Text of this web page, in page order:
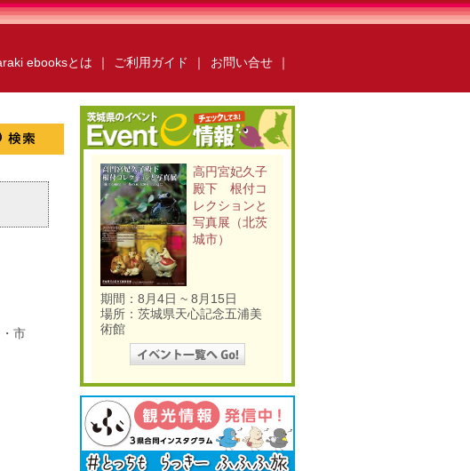
ebooksとは ｜ ご利用ガイド ｜ お問い合せ ｜
報 ハイスクールebooks
かみすebooks
おおあらいebooks
ごかebooks
オパークebooks
いばらき広報ナビ
ルド・大洗ebooks
O-taful
ちっと行ってみっけ？
グハイキング
いばらき防災の本棚
運営会社 ご利用ガイド
よくある質問
お問い合わせ 掲載の方法
セキュリティポリシー
市
高円宮妃久子
殿下 根付コ
レクションと
写真展（北茨
城市）
期間：8月4日 ~ 8月15日
場所：茨城県天心記念五浦美
術館